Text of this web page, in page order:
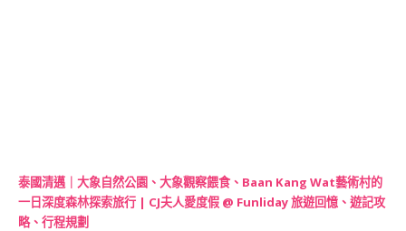
泰國清邁｜大象自然公園、大象觀察餵食、Baan Kang Wat藝術村的
一日深度森林探索旅行 | CJ夫人愛度假 @ Funliday 旅遊回憶、遊記攻
略、行程規劃